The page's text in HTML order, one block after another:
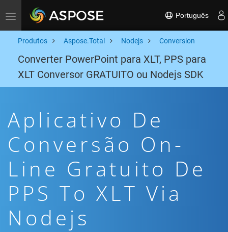
Toggle navigation Português
Produtos Aspose.Total Nodejs Conversion
Converter PowerPoint para XLT, PPS para
XLT Conversor GRATUITO ou Nodejs SDK
Aplicativo De
Conversão On-
Line Gratuito De
PPS To XLT Via
Nodejs